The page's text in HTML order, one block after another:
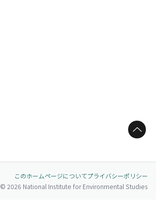
ページトップへ
このホームページについてプライバシーポリシー
© 2026 National Institute for Environmental Studies